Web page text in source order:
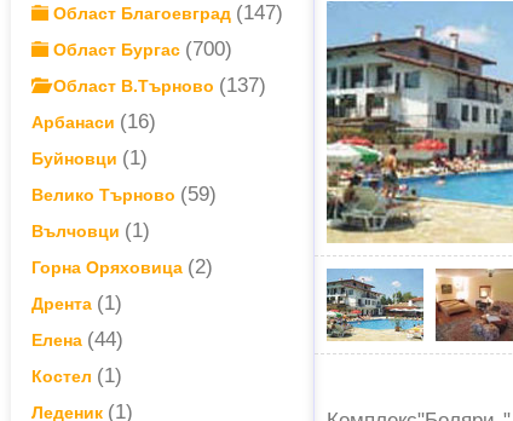
Област Благоевград (147)
Област Бургас (700)
Област В.Търново (137)
Арбанаси (16)
Буйновци (1)
Велико Търново (59)
Вълчовци (1)
Горна Оряховица (2)
Дрента (1)
Елена (44)
Костел (1)
Леденик (1)